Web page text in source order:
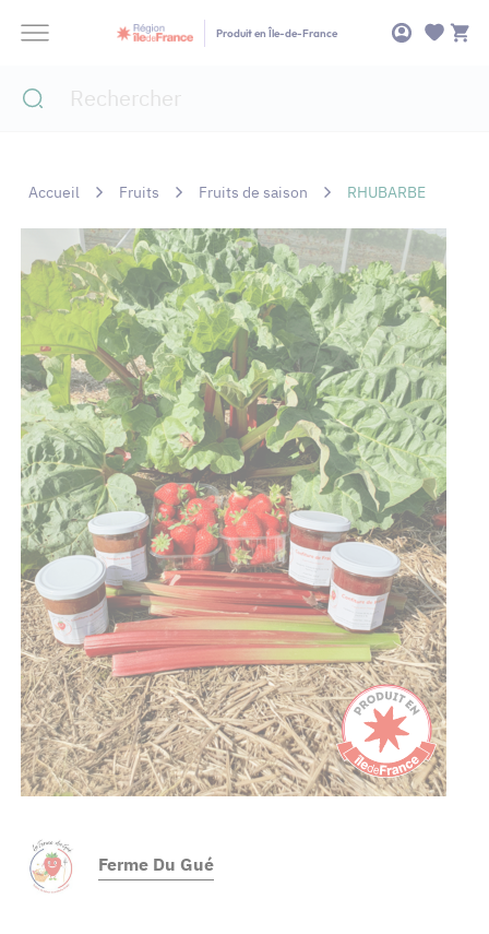
Produit en Île-de-France
Accueil Fruits Fruits de saison RHUBARBE
Ferme Du Gué